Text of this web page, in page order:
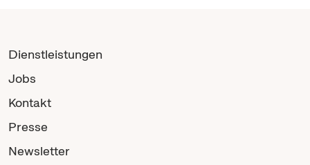
Dienstleistungen
Jobs
Kontakt
Presse
Newsletter